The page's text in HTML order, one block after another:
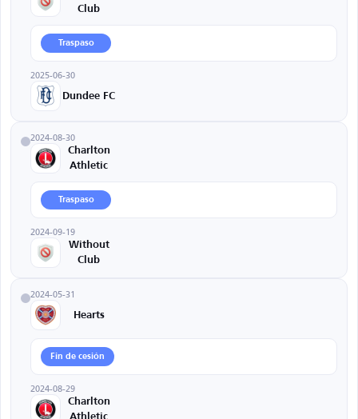
Club
Traspaso
2025-06-30
Dundee FC
2024-08-30
Charlton
Athletic
Traspaso
2024-09-19
Without
Club
2024-05-31
Hearts
Fin de cesión
2024-08-29
Charlton